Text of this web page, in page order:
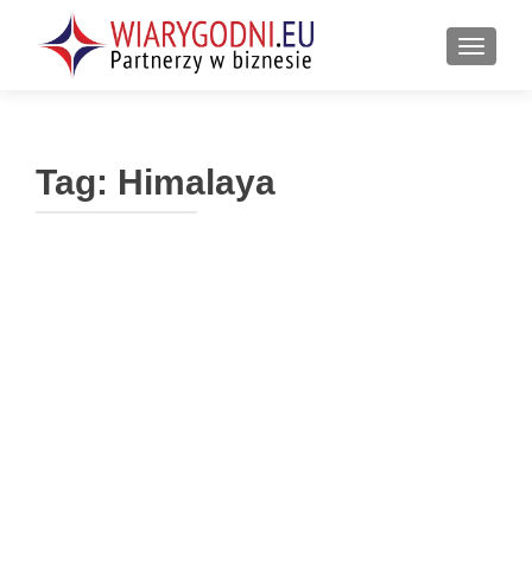
Tag: Himalaya